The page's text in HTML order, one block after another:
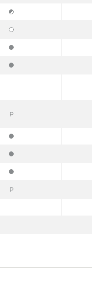
Полустандарт
Опции
Стандартная комплектация
Стандартная комплектация
P
Стандартная комплектация
Стандартная комплектация
Стандартная комплектация
P